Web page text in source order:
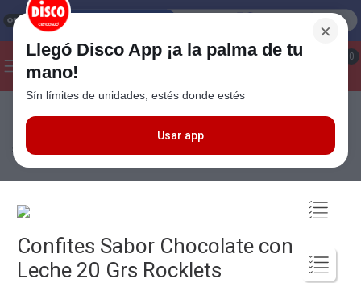
¡Hola! ¿Qué estas buscando? 0
Seleccioná el método de entrega
×
Llegó Disco App ¡a la palma de tu
mano!
Sín límites de unidades, estés donde estés
Usar app
Golosinas y Chocolates Turrones y Grageas
Sabor Chocolate con Leche 20 Grs Rocklets
Confites Sabor Chocolate con
Leche 20 Grs Rocklets
4.
5.
Carne
6.
Yerba